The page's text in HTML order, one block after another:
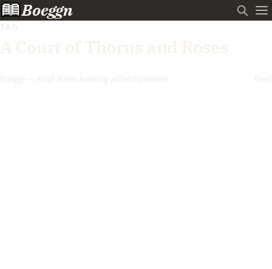
Boeggn
TAG
Boeggn — Altijd al een boeklog willen bijhouden. Feed